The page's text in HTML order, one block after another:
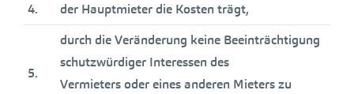
4.
der Hauptmieter die Kosten trägt,
5.
durch die Veränderung keine Beeinträchtigung
schutzwürdiger Interessen des
Vermieters oder eines anderen Mieters zu